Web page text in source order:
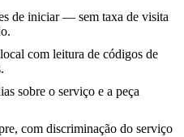
de iniciar — sem taxa de visita
com leitura de códigos de
sobre o serviço e a peça
com discriminação do serviço